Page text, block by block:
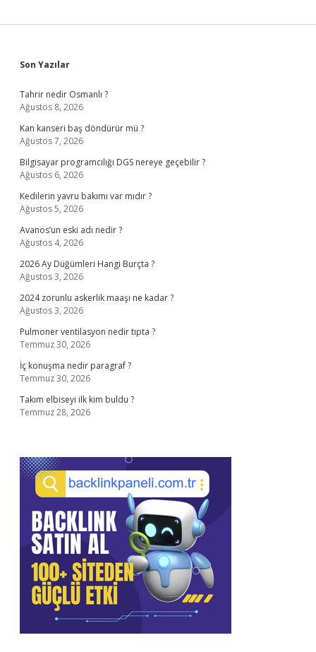
Sidebar
Son Yazılar
Tahrir nedir Osmanlı ?
Ağustos 8, 2026
Kan kanseri baş döndürür mü ?
Ağustos 7, 2026
Bilgisayar programcılığı DGS nereye geçebilir ?
Ağustos 6, 2026
Kedilerin yavru bakımı var mıdır ?
Ağustos 5, 2026
Avanos’un eski adı nedir ?
Ağustos 4, 2026
2026 Ay Düğümleri Hangi Burçta ?
Ağustos 3, 2026
2024 zorunlu askerlik maaşı ne kadar ?
Ağustos 3, 2026
Pulmoner ventilasyon nedir tıpta ?
Temmuz 30, 2026
İç konuşma nedir paragraf ?
Temmuz 30, 2026
Takım elbiseyi ilk kim buldu ?
Temmuz 28, 2026